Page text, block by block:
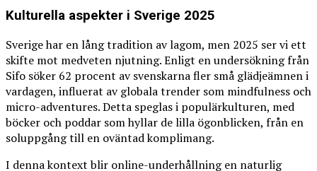
Kulturella aspekter i Sverige 2025
Sverige har en lång tradition av lagom, men 2025 ser vi ett
skifte mot medveten njutning. Enligt en undersökning från
Sifo söker 62 procent av svenskarna fler små glädjeämnen i
vardagen, influerat av globala trender som mindfulness och
micro-adventures. Detta speglas i populärkulturen, med
böcker och poddar som hyllar de lilla ögonblicken, från en
soluppgång till en oväntad komplimang.
I denna kontext blir online-underhållning en naturlig